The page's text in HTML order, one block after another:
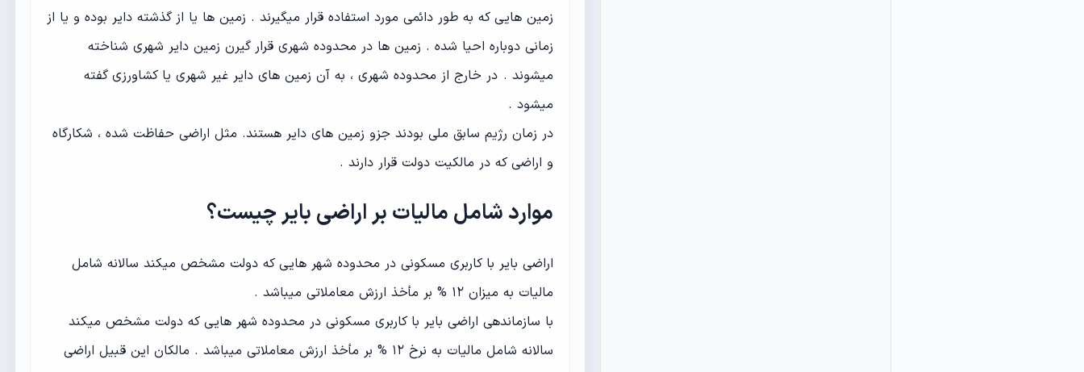
زمین هایی که به طور دائمی مورد استفاده قرار میگیرند . زمین ها یا از گذشته دایر بوده و یا از
زمانی دوباره احیا شده . زمین ها در محدوده شهری قرار گیرن زمین دایر شهری شناخته
میشوند . در خارج از محدوده شهری ، به آن زمین های دایر غیر شهری یا کشاورزی گفته
میشود .
در زمان رژیم سابق ملی بودند جزو زمین های دایر هستند. مثل اراضی حفاظت شده ، شکارگاه
و اراضی که در مالکیت دولت قرار دارند .
موارد شامل مالیات بر اراضی بایر چیست؟
اراضی بایر با کاربری مسکونی در محدوده شهر هایی که دولت مشخص میکند سالانه شامل
مالیات به میزان ۱۲ % بر مأخذ ارزش معاملاتی میباشد .
با سازماندهی اراضی بایر با کاربری مسکونی در محدوده شهر هایی که دولت مشخص میکند
سالانه شامل مالیات به نرخ ۱۲ % بر مأخذ ارزش معاملاتی میباشد . مالکان این قبیل اراضی